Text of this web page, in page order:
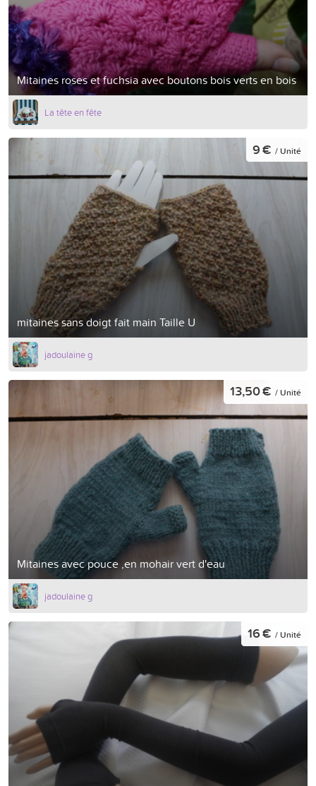
Mitaines roses et fuchsia avec boutons bois verts en bois
La tête en fête
mitaines sans doigt fait main Taille U
9 € / Unité
jadoulaine g
Mitaines avec pouce ,en mohair vert d'eau
13,50 € / Unité
jadoulaine g
16 € / Unité